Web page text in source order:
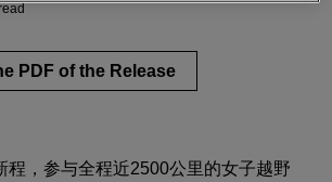
PDF of the Release
程，参与全程近2500公里的女子越野